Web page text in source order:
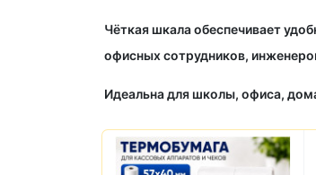
Чёткая шкала обеспечивает
офисных сотрудников,
Идеальна для школы, офиса,